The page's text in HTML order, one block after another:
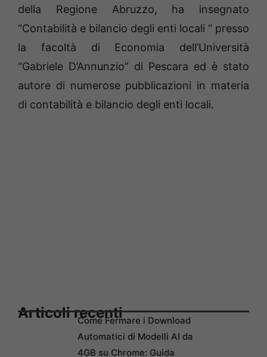
della Regione Abruzzo, ha insegnato
“Contabilità e bilancio degli enti locali “ presso
la facoltà di Economia dell’Università
“Gabriele D’Annunzio” di Pescara ed è stato
autore di numerose pubblicazioni in materia
di contabilità e bilancio degli enti locali.
Articoli recentiCome Fermare i Download
Automatici di Modelli AI da
4GB su Chrome: Guida